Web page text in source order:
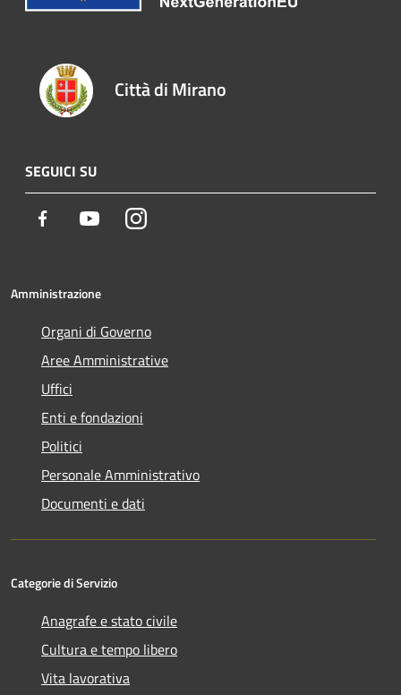
Città di Mirano
SEGUICI SU
Facebook YoutubeInstagram
Amministrazione
Organi di Governo
Aree Amministrative
Uffici
Enti e fondazioni
Politici
Personale Amministrativo
Documenti e dati
Categorie di Servizio
Anagrafe e stato civile
Cultura e tempo libero
Vita lavorativa